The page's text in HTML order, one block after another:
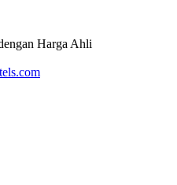
Harga Ahli